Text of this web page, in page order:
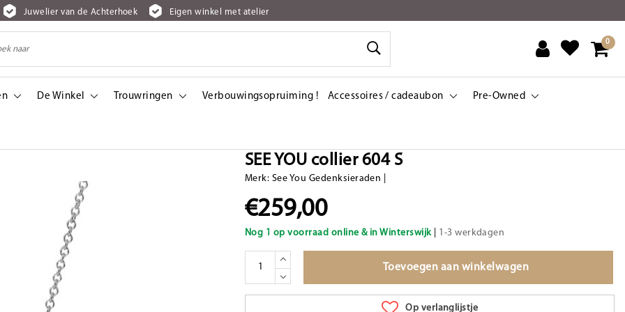
Juwelier van de Achterhoek Eigen winkel met atelier
0
De Winkel Trouwringen Verbouwingsopruiming ! Accessoires / cadeaubon Pre-Owned
SEE YOU collier 604 S
Merk: See You Gedenksieraden
€259,00
Nog 1 op voorraad online & in Winterswijk| 1-3 werkdagen
Toevoegen aan winkelwagen
Op verlanglijstje